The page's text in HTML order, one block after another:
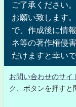
ご了承ください
お願い致します
で、作成後に情
ネ等の著作権侵
だけますと幸いで
お問い合わせのサイ
ク、ボタンを押すと